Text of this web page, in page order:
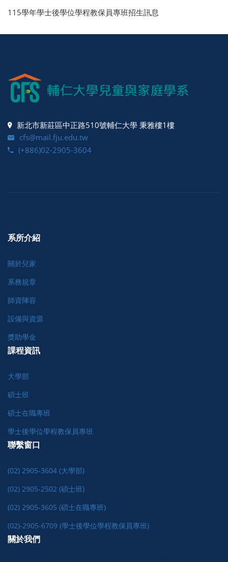
115學年學士後學位學程教保員專班招生訊息
新北市新莊區中正路510號輔仁大學 秉雅樓1樓
cfs@mail.fju.edu.tw
(+886)02-2905-3604
系所介紹
關於兒家
系務規章
師資陣容
設備與資源
獎助學金
課程資訊
大學部
碩士班
碩士在職專班
學士後學位學程教保員專班
聯繫窗口
(02) 2905-3604 (大學部)
(02) 2905-2502 (碩士班)
(02) 2905-3605 (碩士在職專班)
(02)-2905-6709 (學士後學位學程教保員專班)
關於我們